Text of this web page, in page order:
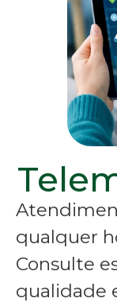
qualquer
Consulte
qualidade